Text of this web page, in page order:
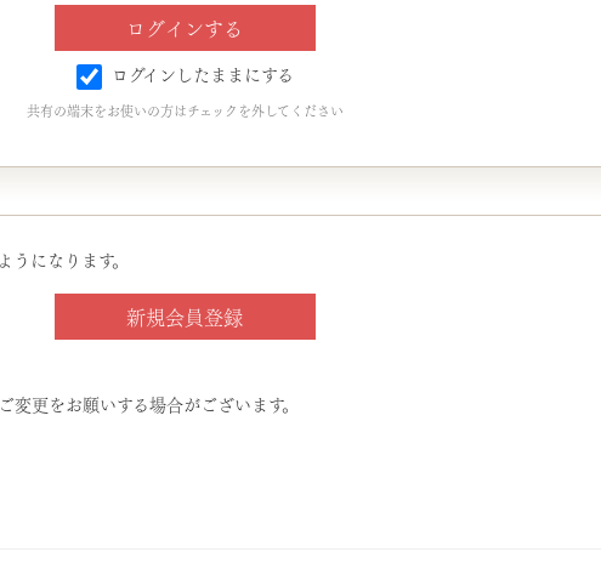
ログインしたままにする
共有の端末をお使いの方はチェックを外してください
になります。
更をお願いする場合がございます。